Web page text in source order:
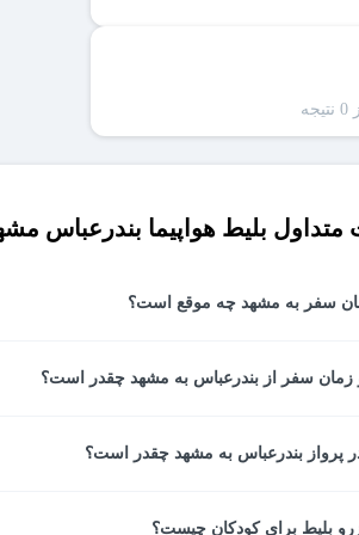
متداول بلیط هواپیما بندرعباس
سفر به مشهد چه موقع است؟
برای سفر به مشهد اواخر بهار و اوایل پاییز است.
سفر از بندرعباس به مشهد چقدر است؟
1061 کیلومتر است. مدت‌زمان پرواز بندرعباس به مشهد 1 ساعت و 55 دقیقه خواهد بود.
پرواز بندرعباس به مشهد چقدر است؟
بلیط برای کودکان چیست؟